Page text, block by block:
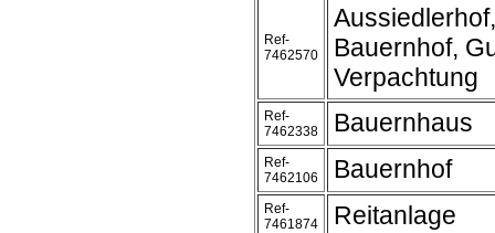
Ref-
7462570
Aussiedlerhof,
Bauernhof,
Verpachtung
Ref-
7462338
Bauernhaus
Ref-
7462106
Bauernhof
Ref-
7461874
Reitanlage